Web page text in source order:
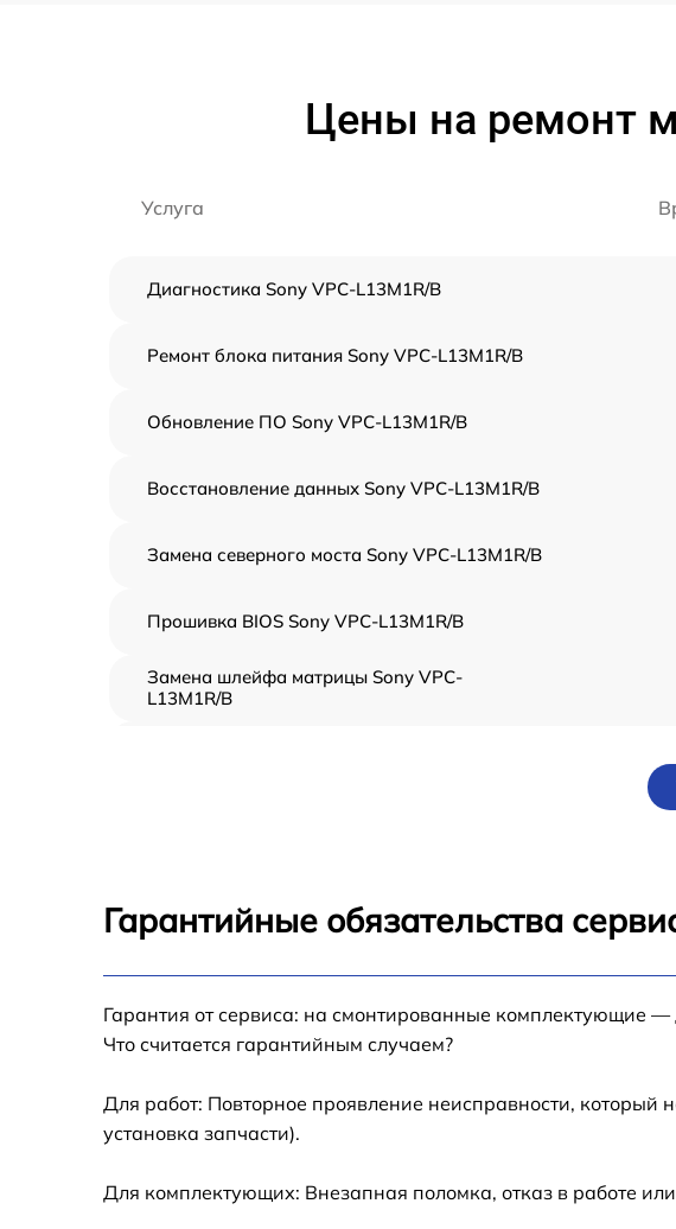
Цены на ремонт
Услуга
Диагностика Sony VPC-L13M1R/B
Ремонт блока питания Sony VPC-L13M1R/B
Обновление ПО Sony VPC-L13M1R/B
Восстановление данных Sony VPC-L13M1R/B
Замена северного моста Sony VPC-L13M1R/B
Прошивка BIOS Sony VPC-L13M1R/B
Замена шлейфа матрицы Sony VPC-
L13M1R/B
Замена HDD (замена жёсткого диска) Sony
VPC-L13M1R/B
Замена лампы подсветки Sony VPC-
Профилактическая чистка Sony VPC-
Гарантийные обязательства
Гарантия от сервиса: на смонтированные комплектующие —
Что считается гарантийным случаем?
Для работ: Повторное проявление неисправности,
установка запчасти).
Для комплектующих: Внезапная поломка, отказ в работе